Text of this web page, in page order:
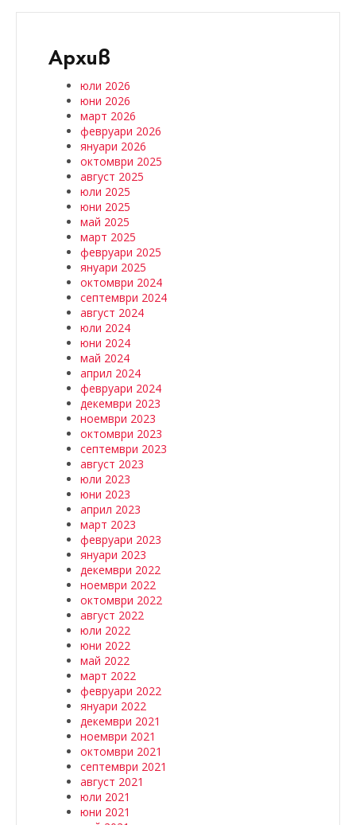
Архив
юли 2026
юни 2026
март 2026
февруари 2026
януари 2026
октомври 2025
август 2025
юли 2025
юни 2025
май 2025
март 2025
февруари 2025
януари 2025
октомври 2024
септември 2024
август 2024
юли 2024
юни 2024
май 2024
април 2024
февруари 2024
декември 2023
ноември 2023
октомври 2023
септември 2023
август 2023
юли 2023
юни 2023
април 2023
март 2023
февруари 2023
януари 2023
декември 2022
ноември 2022
октомври 2022
август 2022
юли 2022
юни 2022
май 2022
март 2022
февруари 2022
януари 2022
декември 2021
ноември 2021
октомври 2021
септември 2021
август 2021
юли 2021
юни 2021